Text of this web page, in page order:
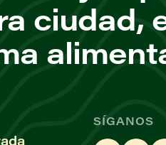
ciudad,
SÍGANOS